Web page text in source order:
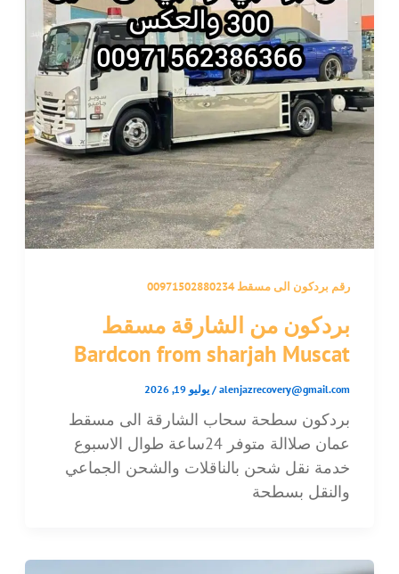
رقم بردكون الى مسقط 00971502880234
بردكون من الشارقة مسقط
Bardcon from sharjah Muscat
alenjazrecovery@gmail.com
/ يوليو 19, 2026
بردكون سطحة سحاب الشارقة الى مسقط
عمان صلاالة متوفر 24ساعة طوال الاسبوع
خدمة نقل شحن بالناقلات والشحن الجماعي
والنقل بسطحة